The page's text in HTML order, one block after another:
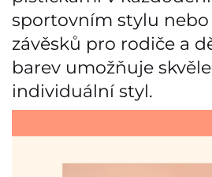
sportovním stylu
závěsků pro rodiče a
barev umožňuje
individuální styl.